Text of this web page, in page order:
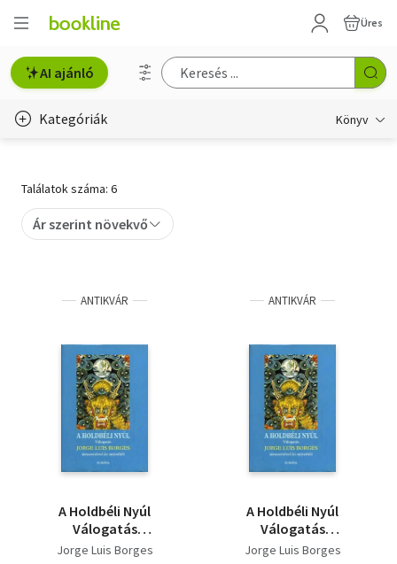
Üres
AI ajánló
Kategóriák Könyv
Gyermek- és ifjúsági
Művészet
Szakkönyv
Szótár, nyelvkönyv
Tankönyv, segédkönyv
Társadalomtudomány
Természettudomány
Találatok száma: 6
Ár szerint növekvő
ANTIKVÁR
A Holdbéli Nyúl
Válogatás
társszerzőivel írt
Jorge Luis Borges
ANTIKVÁR
A Holdbéli Nyúl
Válogatás
társszerzőivel írt
Jorge Luis Borges